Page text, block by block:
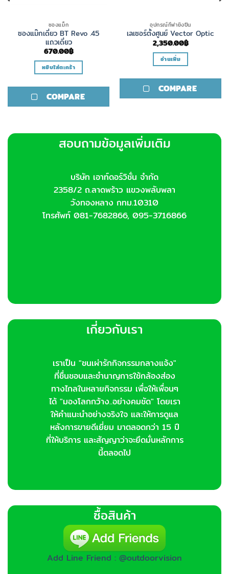
ซองแม็ก
ซองแม๊กเดี่ยว BT Revo .45
แถวเดี่ยว
670.00฿
หยิบใส่ตะกร้า
COMPARE
อุปกรณ์กีฬายิงปืน
เลเซอร์ตั้งศูนย์ Vector Optic
2,350.00฿
อ่านเพิ่ม
COMPARE
สอบถามข้อมูลเพิ่มเติม
บริษัท เอาท์ดอร์วิชั่น จำกัด
2358/2 ถ.ลาดพร้าว แขวงพลับพลา
วังทองหลาง กทม.10310
โทรศัพท์ 081-7682866, 095-3716866
เกี่ยวกับเรา
เราเป็น "ชนเผ่ารักกิจกรรมกลางแจ้ง"
ที่ชื่นชอบและชำนาญการใช้กล้องส่อง
ทางไกลในหลายกิจกรรม เพื่อให้เพื่อนๆ
ได้ "มองโลกกว้าง..อย่างคมชัด" โดยเรา
ให้คำแนะนำอย่างจริงใจ และให้การดูแล
หลังการขายดีเยี่ยม มาตลอดกว่า 15 ปี
ที่ให้บริการ และสัญญาว่าจะยึดมั่นหลักการ
นี้ตลอดไป
ซื้อสินค้า
Add Line Friend : @outdoorvision